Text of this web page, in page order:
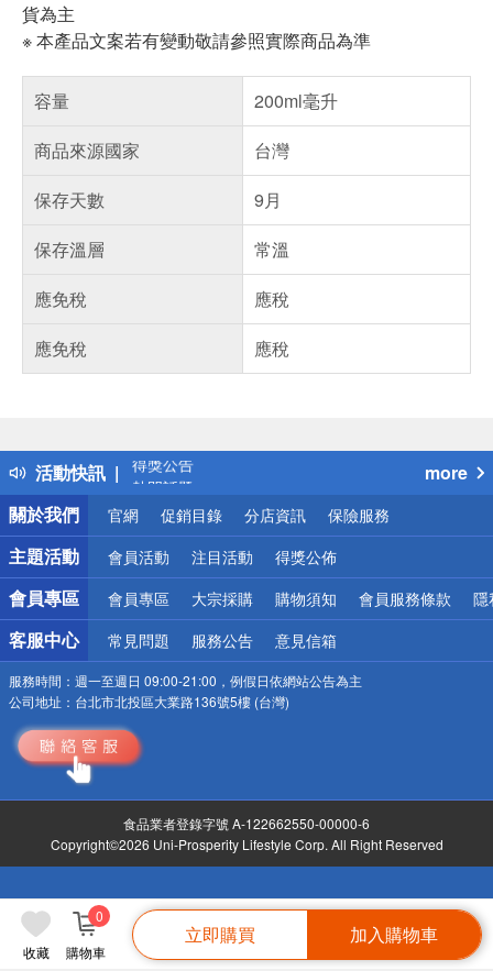
收藏 購物車
0
立即購買 加入購物車
貨為主
※ 本產品文案若有變動敬請參照實際商品為準
容量
200ml毫升
商品來源國家
台灣
保存天數
9月
保存溫層
常溫
應免稅
應稅
應免稅
應稅
活動快訊
得獎公告
熱門話題
銀行優惠
偏遠地區配送
詐騙網頁！請小心！
more
關於我們
官網 促銷目錄 分店資訊 保險服務
主題活動 會員活動 注目活動 得獎公佈
會員專區 會員專區 大宗採購 購物須知 會員服務條款 隱
客服中心 常見問題 服務公告 意見信箱
服務時間： 週一至週日 09:00-21:00，例假日依網站公告為主
公司地址： 台北市北投區大業路136號5樓 (台灣)
食品業者登錄字號 A-122662550-00000-6
Copyright©2026 Uni-Prosperity Lifestyle Corp. All Right Reserved